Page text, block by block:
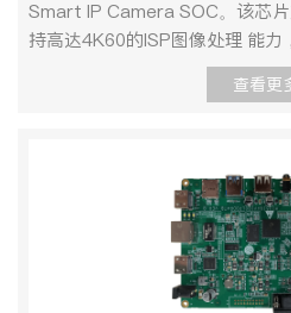
Smart IP Camera SOC。该芯
持高达4K60的ISP图像处理 能力
噪、六轴防抖、硬件 拼接等多种
户提供了很好的图像处理能力。
景。 HI3519AV200集成了的神
2.5Tops INT8，并支持业界主流
双核Vision DSP，以满足客户一
求。 HI3519AV200采用先进的
0.65pitch封装，同时支持
查看更